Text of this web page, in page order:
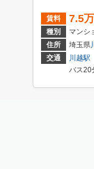
賃料 7.5
種別
マンシ
住所
埼玉県
交通
川越駅
バス20分